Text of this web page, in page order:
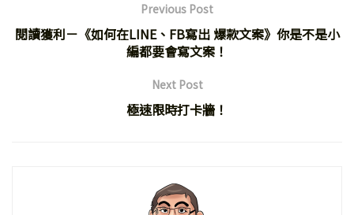
Previous Post
閱讀獲利－《如何在LINE、FB寫出 爆款文案》你是不是小
編都要會寫文案！
Next Post
極速限時打卡牆！